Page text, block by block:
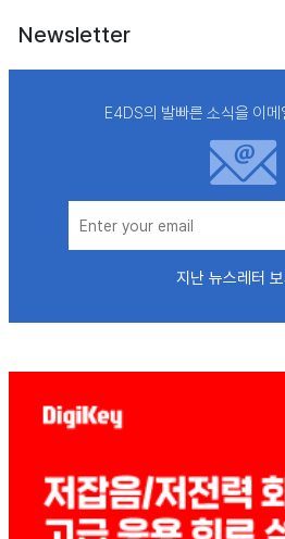
Newsletter
E4DS의 발빠른 소식을 이
지난 뉴스레터